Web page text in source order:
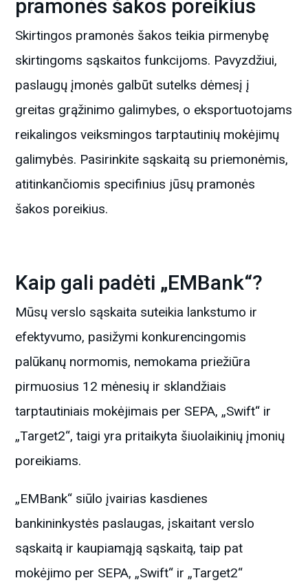
pramonės šakos poreikius
Skirtingos pramonės šakos teikia pirmenybę
skirtingoms sąskaitos funkcijoms. Pavyzdžiui,
paslaugų įmonės galbūt sutelks dėmesį į
greitas grąžinimo galimybes, o eksportuotojams
reikalingos veiksmingos tarptautinių mokėjimų
galimybės. Pasirinkite sąskaitą su priemonėmis,
atitinkančiomis specifinius jūsų pramonės
šakos poreikius.
Kaip gali padėti „EMBank“?
Mūsų verslo sąskaita suteikia lankstumo ir
efektyvumo, pasižymi konkurencingomis
palūkanų normomis, nemokama priežiūra
pirmuosius 12 mėnesių ir sklandžiais
tarptautiniais mokėjimais per SEPA, „Swift“ ir
„Target2“, taigi yra pritaikyta šiuolaikinių įmonių
poreikiams.
„EMBank“ siūlo įvairias kasdienes
bankininkystės paslaugas, įskaitant verslo
sąskaitą ir kaupiamąją sąskaitą, taip pat
mokėjimo per SEPA, „Swift“ ir „Target2“